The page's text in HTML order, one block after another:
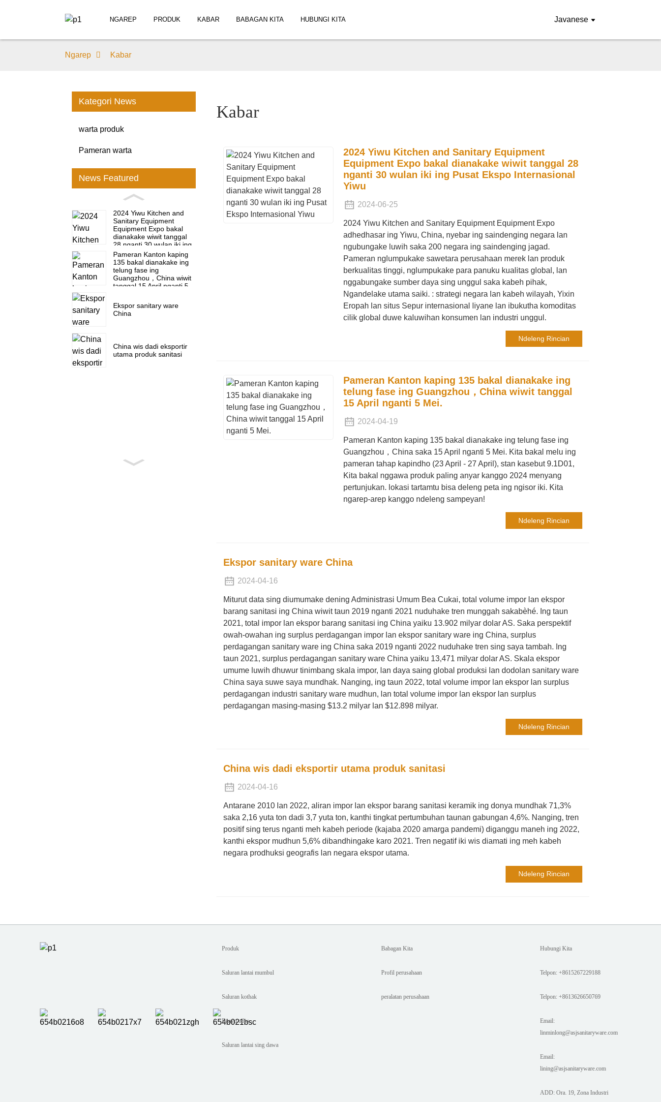
NGAREP PRODUK KABAR BABAGAN KITA HUBUNGI KITA Javanese
Ngarep Kabar
Kategori News
warta produk
Pameran warta
News Featured
2024 Yiwu Kitchen and
Sanitary Equipment
Equipment Expo bakal
dianakake wiwit tanggal
28 nganti 30 wulan iki ing
Pusat Ekspo Internasional
Yiwu
Pameran Kanton kaping
135 bakal dianakake ing
telung fase ing
Guangzhou，China wiwit
tanggal 15 April nganti 5
Ekspor sanitary ware
China
China wis dadi eksportir
utama produk sanitasi
Kabar
2024 Yiwu Kitchen and Sanitary Equipment
Equipment Expo bakal dianakake wiwit tanggal 28
nganti 30 wulan iki ing Pusat Ekspo Internasional
Yiwu
2024-06-25
2024 Yiwu Kitchen and Sanitary Equipment Equipment Expo
adhedhasar ing Yiwu, China, nyebar ing saindenging negara lan
ngubungake luwih saka 200 negara ing saindenging jagad.
Pameran nglumpukake sawetara perusahaan merek lan produk
berkualitas tinggi, nglumpukake para panuku kualitas global, lan
nggabungake sumber daya sing unggul saka kabeh pihak,
Ngandelake utama saiki. : strategi negara lan kabeh wilayah, Yixin
Eropah lan situs Sepur internasional liyane lan ibukutha komoditas
cilik global duwe kaluwihan konsumen lan industri unggul.
Ndeleng Rincian
Pameran Kanton kaping 135 bakal dianakake ing
telung fase ing Guangzhou，China wiwit tanggal
15 April nganti 5 Mei.
2024-04-19
Pameran Kanton kaping 135 bakal dianakake ing telung fase ing
Guangzhou，China saka 15 April nganti 5 Mei. Kita bakal melu ing
pameran tahap kapindho (23 April - 27 April), stan kasebut 9.1D01,
Kita bakal nggawa produk paling anyar kanggo 2024 menyang
pertunjukan. lokasi tartamtu bisa deleng peta ing ngisor iki. Kita
ngarep-arep kanggo ndeleng sampeyan!
Ndeleng Rincian
Ekspor sanitary ware China
2024-04-16
Miturut data sing diumumake dening Administrasi Umum Bea Cukai, total volume impor lan ekspor
barang sanitasi ing China wiwit taun 2019 nganti 2021 nuduhake tren munggah sakabèhé. Ing taun
2021, total impor lan ekspor barang sanitasi ing China yaiku 13.902 milyar dolar AS. Saka perspektif
owah-owahan ing surplus perdagangan impor lan ekspor sanitary ware ing China, surplus
perdagangan sanitary ware ing China saka 2019 nganti 2022 nuduhake tren sing saya tambah. Ing
taun 2021, surplus perdagangan sanitary ware China yaiku 13,471 milyar dolar AS. Skala ekspor
umume luwih dhuwur tinimbang skala impor, lan daya saing global produksi lan dodolan sanitary ware
China saya suwe saya mundhak. Nanging, ing taun 2022, total volume impor lan ekspor lan surplus
perdagangan industri sanitary ware mudhun, lan total volume impor lan ekspor lan surplus
perdagangan masing-masing $13.2 milyar lan $12.898 milyar.
Ndeleng Rincian
China wis dadi eksportir utama produk sanitasi
2024-04-16
Antarane 2010 lan 2022, aliran impor lan ekspor barang sanitasi keramik ing donya mundhak 71,3%
saka 2,16 yuta ton dadi 3,7 yuta ton, kanthi tingkat pertumbuhan taunan gabungan 4,6%. Nanging, tren
positif sing terus nganti meh kabeh periode (kajaba 2020 amarga pandemi) diganggu maneh ing 2022,
kanthi ekspor mudhun 5,6% dibandhingake karo 2021. Tren negatif iki wis diamati ing meh kabeh
negara prodhuksi geografis lan negara ekspor utama.
Ndeleng Rincian
Produk
Saluran lantai mumbul
Saluran kothak
Banyu adus
Saluran lantai sing dawa
Babagan Kita
Profil perusahaan
peralatan perusahaan
Hubungi Kita
Telpon: +8615267229188
Telpon: +8613626650769
Email:
linminlong@asjsanitaryware.com
Email:
lining@asjsanitaryware.com
ADD: Ora. 19, Zona Industri